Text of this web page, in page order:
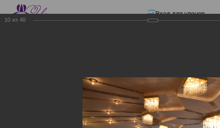
Вход для членов
Презентации—Изменения в трудовом и налоговом
законодательстве: Обязательное медицинское страхование, всеобщее
налоговое декларирование, изменения в налоговом законодательстве
2017 года в части ИПН и СН
10 из 40